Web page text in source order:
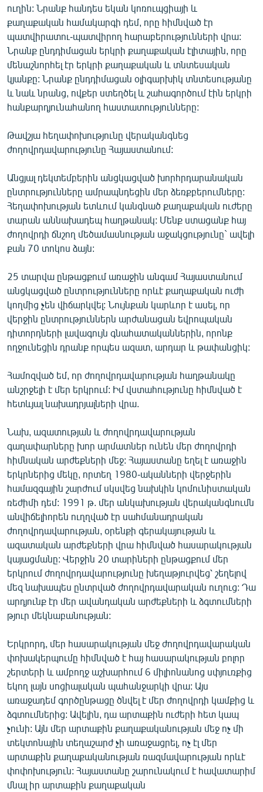
ուղին: Նրանք հանդես եկան կոռուպցիայի և
քաղաքական համակարգի դեմ, որը հիմնված էր
պատվիրատու-պատվիրող հարաբերությունների վրա:
Նրանք ընդդիմացան երկրի քաղաքական էլիտային, որը
մենաշնորհել էր երկրի քաղաքական և տնտեսական
կյանքը: Նրանք ընդդիմացան օլիգարխիկ տնտեսությանը
և նաև նրանց, ովքեր ստեղծել և շահագործում էին երկրի
հանքարդյունահանող հաստատությունները:
Թավշյա հեղափոխությունը վերականգնեց
ժողովրդավարությունը Հայաստանում:
Անցյալ դեկտեմբերին անցկացված խորհրդարանական
ընտրությունները ամրապնդեցին մեր ձեռքբերումները:
Հեղափոխության ետևում կանգնած քաղաքական ուժերը
տարան աննախադեպ հաղթանակ: Մենք ստացանք հայ
ժողովրդի ճնշող մեծամասնության աջակցությունը` ավելի
քան 70 տոկոս ձայն:
25 տարվա ընթացքում առաջին անգամ Հայաստանում
անցկացված ընտրությունները որևէ քաղաքական ուժի
կողմից չեն վիճարկվել: Նույնքան կարևոր է ասել, որ
վերջին ընտրություններն արժանացան եվրոպական
դիտորդների լավագույն գնահատականներին, որոնք
ողջունեցին դրանք որպես ազատ, արդար և թափանցիկ:
Համոզված եմ, որ ժողովրդավարության հաղթանակը
անշրջելի է մեր երկրում: Իմ վստահությունը հիմնված է
հետևյալ նախադրյալների վրա.
Նախ, ազատության և ժողովրդավարության
գաղափարները խոր արմատներ ունեն մեր ժողովրդի
հիմնական արժեքների մեջ: Հայաստանը եղել է առաջին
երկրներից մեկը, որտեղ 1980-ականների վերջերին
համազգային շարժում սկսվեց նախկին կոմունիստական
ռեժիմի դեմ: 1991 թ. մեր անկախության վերականգնումն
անվիճելիորեն ուղղված էր սահմանադրական
ժողովրդավարության, օրենքի գերակայության և
ազատական արժեքների վրա հիմնված հասարակության
կայացմանը: Վերջին 20 տարիների ընթացքում մեր
երկրում ժողովրդավարությունը խեղաթյուրվեց՝ շեղելով
մեզ նախապես ընտրված ժողովրդավարական ուղուց: Դա
արդյունք էր մեր ավանդական արժեքների և ձգտումների
թյուր մեկնաբանության:
Երկրորդ, մեր հասարակության մեջ ժողովրդավարական
փոխակերպումը հիմնված է հայ հասարակության բոլոր
շերտերի և ամբողջ աշխարհում 6 միլիոնանոց սփյուռքից
եկող լայն սոցիալական պահանջարկի վրա: Այս
առաջադեմ գործընթացը ծնվել է մեր ժողովրդի կամքից և
ձգտումներից: Ավելին, դա արտաքին ուժերի հետ կապ
չունի: Այն մեր արտաքին քաղաքականության մեջ ոչ մի
տեկտոնային տեղաշարժ չի առաջացրել, ոչ էլ մեր
արտաքին քաղաքականության ռազմավարության որևէ
փոփոխություն: Հայաստանը շարունակում է հավատարիմ
մնալ իր արտաքին քաղաքական